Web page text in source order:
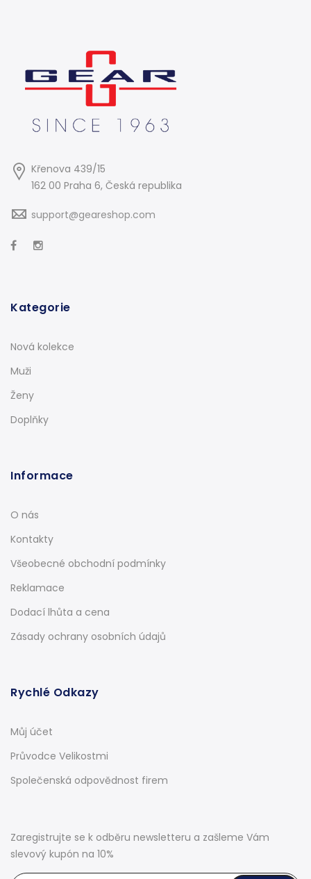
Křenova 439/15
162 00 Praha 6, Česká republika
support@geareshop.com
Kategorie
Nová kolekce
Muži
Ženy
Doplňky
Informace
O nás
Kontakty
Všeobecné obchodní podmínky
Reklamace
Dodací lhůta a cena
Zásady ochrany osobních údajů
Rychlé Odkazy
Můj účet
Průvodce Velikostmi
Společenská odpovědnost firem
Zaregistrujte se k odběru newsletteru a zašleme Vám
slevový kupón na 10%